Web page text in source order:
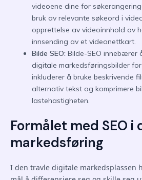
videoene dine for
bruk av relevante søkeord i
opprettelse av videoinnhold av
innsending av et videonettkart.
Bilde SEO: Bilde-SEO innebærer
digitale markedsføringsbilder
inkluderer å bruke beskrivende
alternativ tekst og komprimere
lastehastigheten.
Formålet med SEO i
markedsføring
I den travle digitale markedsplassen